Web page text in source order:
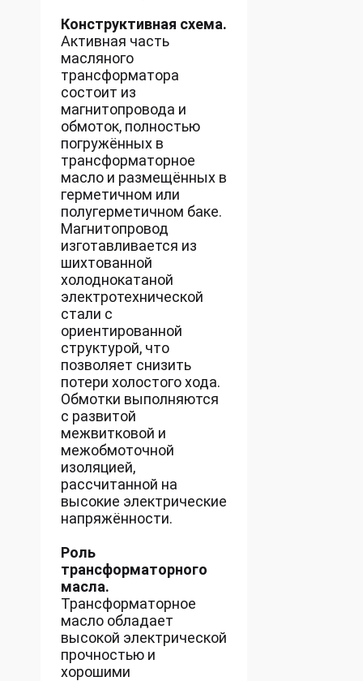
Конструктивная схема.
Активная часть
масляного
трансформатора
состоит из
магнитопровода и
обмоток, полностью
погружённых в
трансформаторное
масло и размещённых в
герметичном или
полугерметичном баке.
Магнитопровод
изготавливается из
шихтованной
холоднокатаной
электротехнической
стали с
ориентированной
структурой, что
позволяет снизить
потери холостого хода.
Обмотки выполняются
с развитой
межвитковой и
межобмоточной
изоляцией,
рассчитанной на
высокие электрические
напряжённости.
Роль
трансформаторного
масла.
Трансформаторное
масло обладает
высокой электрической
прочностью и
хорошими